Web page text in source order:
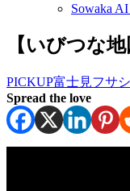
Sowaka
【いびつな
PICKUP富士見フサシ
Spread the love